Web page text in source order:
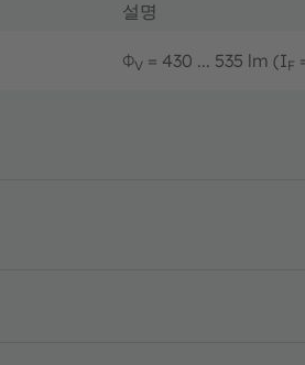
설명
ΦV = 430 ... 535 lm (IF